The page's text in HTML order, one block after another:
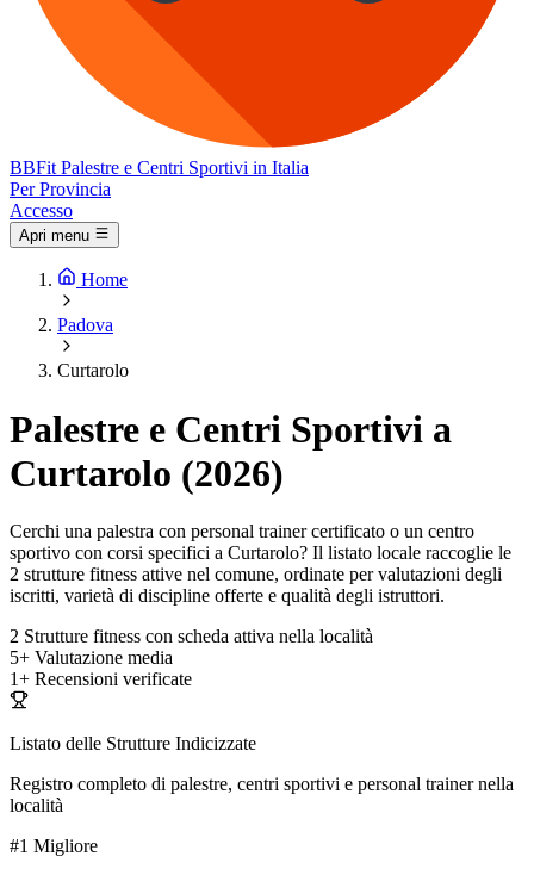
BBFit Palestre e Centri Sportivi in Italia
Per Provincia
Accesso
Apri menu
Home
Padova
Curtarolo
Palestre e Centri Sportivi a
Curtarolo (2026)
Cerchi una palestra con personal trainer certificato o un centro
sportivo con corsi specifici a Curtarolo? Il listato locale raccoglie le
2 strutture fitness attive nel comune, ordinate per valutazioni degli
iscritti, varietà di discipline offerte e qualità degli istruttori.
2 Strutture fitness con scheda attiva nella località
5+ Valutazione media
1+ Recensioni verificate
Listato delle Strutture Indicizzate
Registro completo di palestre, centri sportivi e personal trainer nella
località
#1 Migliore